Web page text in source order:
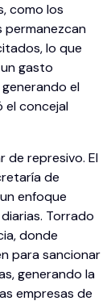
como los
permanezcan
lo que
gasto
el
el concejal
de represivo. El
de
enfoque
Torrado
donde
para sancionar
generando la
empresas de